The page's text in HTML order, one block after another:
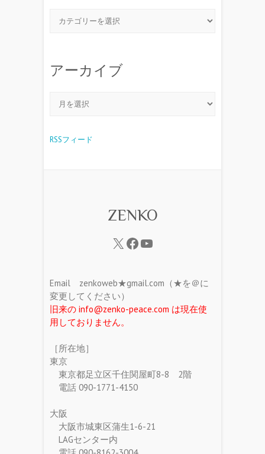
アーカイブ
RSSフィード
ZENKO
Email zenkoweb★gmail.com（★を＠に
変更してください）
旧来の info@zenko-peace.com は現在使
用しておりません。
［所在地］
東京
東京都足立区千住関屋町8-8 2階
電話 090-1771-4150
大阪
大阪市城東区蒲生1-6-21
LAGセンター内